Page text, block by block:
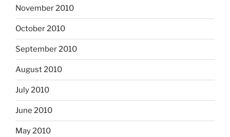
November 2010
October 2010
September 2010
August 2010
July 2010
June 2010
May 2010